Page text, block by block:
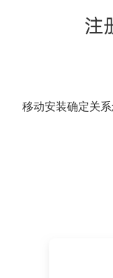
移动安装确定关